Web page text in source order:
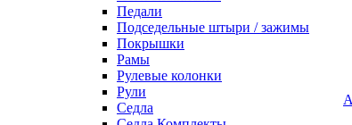
Педали
Подседельные штыри / зажимы
Покрышки
Рамы
Рулевые колонки
Рули
Седла